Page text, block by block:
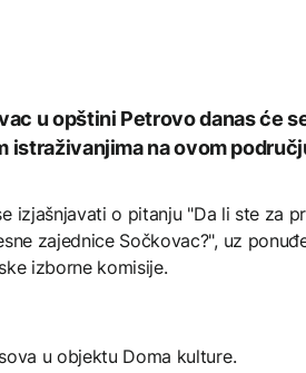
u opštini Petrovo danas će
istraživanjima na ovom
izjašnjavati o pitanju "Da li ste za
zajednice Sočkovac?", uz
izborne komisije.
u objektu Doma kulture.